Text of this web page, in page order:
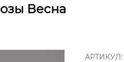
Весна
АРТИКУЛ: